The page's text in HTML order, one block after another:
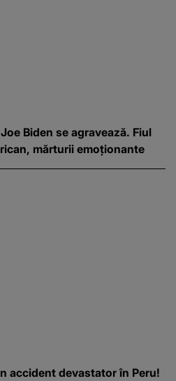
Biden se agravează. Fiul
mărturii emoționante
accident devastator în Peru!